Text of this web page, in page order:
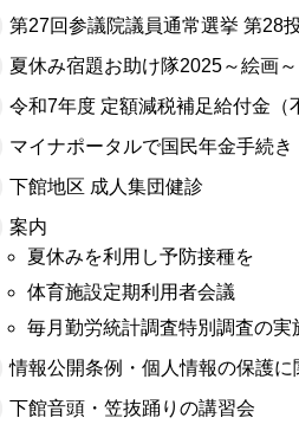
第27回参議院議員通常選挙 第28
夏休み宿題お助け隊2025～絵画～
令和7年度 定額減税補足給付金（
マイナポータルで国民年金手続き
下館地区 成人集団健診
案内
夏休みを利用し予防接種を
体育施設定期利用者会議
毎月勤労統計調査特別調査の実
情報公開条例・個人情報の保護
下館音頭・笠抜踊りの講習会